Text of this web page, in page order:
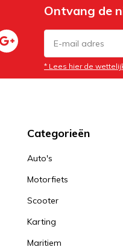
Ontvang de
* Lees hier de
Categorieën
Auto's
Motorfiets
Scooter
Karting
Maritiem